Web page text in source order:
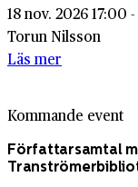
18 nov. 2026 17:00
Torun Nilsson
Läs mer
Kommande event
Författarsamtal